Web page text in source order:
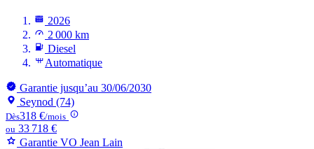
2026
2 000 km
Diesel
Automatique
Garantie jusqu’au 30/06/2030
Seynod (74)
Dès318 €/mois
ou 33 718 €
Garantie VO Jean Lain